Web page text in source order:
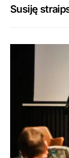
Susiję